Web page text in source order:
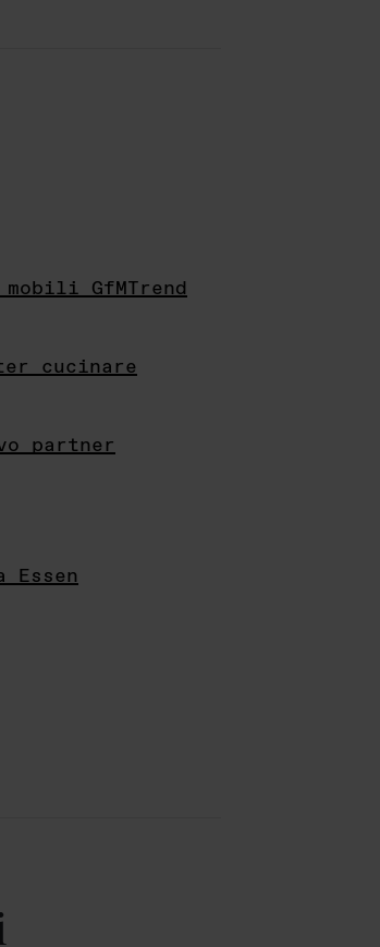
GfMTrend
cucinare
partner